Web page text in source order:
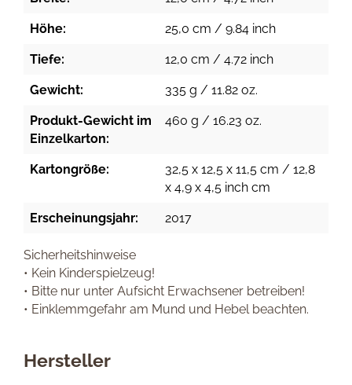
Höhe: 25,0 cm / 9.84 inch
Tiefe: 12,0 cm / 4.72 inch
Gewicht: 335 g / 11.82 oz.
Produkt-Gewicht im
Einzelkarton:
460 g / 16.23 oz.
Kartongröße:
32,5 x 12,5 x 11,5 cm / 12,8
x 4,9 x 4,5 inch cm
Erscheinungsjahr: 2017
Sicherheitshinweise
• Kein Kinderspielzeug!
• Bitte nur unter Aufsicht Erwachsener betreiben!
• Einklemmgefahr am Mund und Hebel beachten.
Hersteller